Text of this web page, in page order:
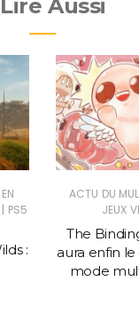
Aussi
EN
| PS5
:
ACTU DU
JEUX
The
aura enfin
mode